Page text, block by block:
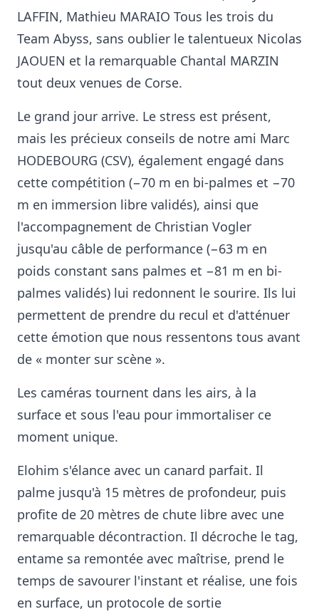
LAFFIN, Mathieu MARAIO Tous les trois du
Team Abyss, sans oublier le talentueux Nicolas
JAOUEN et la remarquable Chantal MARZIN
tout deux venues de Corse.
Le grand jour arrive. Le stress est présent,
mais les précieux conseils de notre ami Marc
HODEBOURG (CSV), également engagé dans
cette compétition (−70 m en bi-palmes et −70
m en immersion libre validés), ainsi que
l'accompagnement de Christian Vogler
jusqu'au câble de performance (−63 m en
poids constant sans palmes et −81 m en bi-
palmes validés) lui redonnent le sourire. Ils lui
permettent de prendre du recul et d'atténuer
cette émotion que nous ressentons tous avant
de « monter sur scène ».
Les caméras tournent dans les airs, à la
surface et sous l'eau pour immortaliser ce
moment unique.
Elohim s'élance avec un canard parfait. Il
palme jusqu'à 15 mètres de profondeur, puis
profite de 20 mètres de chute libre avec une
remarquable décontraction. Il décroche le tag,
entame sa remontée avec maîtrise, prend le
temps de savourer l'instant et réalise, une fois
en surface, un protocole de sortie